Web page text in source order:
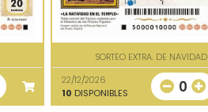
SORTEO EXTRA. DE NAVIDAD
22/12/2026
10 DISPONIBLES 0